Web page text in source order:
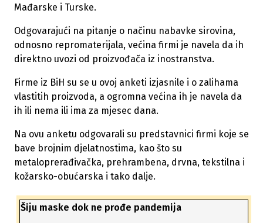
Mađarske i Turske.
Odgovarajući na pitanje o načinu nabavke sirovina,
odnosno repromaterijala, većina firmi je navela da ih
direktno uvozi od proizvođača iz inostranstva.
Firme iz BiH su se u ovoj anketi izjasnile i o zalihama
vlastitih proizvoda, a ogromna većina ih je navela da
ih ili nema ili ima za mjesec dana.
Na ovu anketu odgovarali su predstavnici firmi koje se
bave brojnim djelatnostima, kao što su
metaloprerađivačka, prehrambena, drvna, tekstilna i
kožarsko-obućarska i tako dalje.
Šiju maske dok ne prođe pandemija